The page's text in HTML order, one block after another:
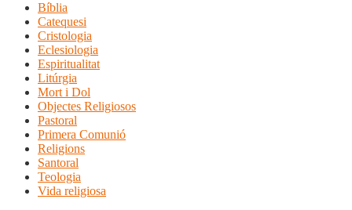
Bíblia
Catequesi
Cristologia
Eclesiologia
Espiritualitat
Litúrgia
Mort i Dol
Objectes Religiosos
Pastoral
Primera Comunió
Religions
Santoral
Teologia
Vida religiosa